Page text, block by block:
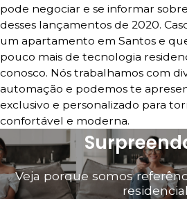
pode negociar e se informar
desses lançamentos de 2020.
um apartamento em Santos e
pouco mais de tecnologia
conosco. Nós trabalhamos com
automação e podemos te
exclusivo e personalizado para
confortável e moderna.
Veja porque somos
residencial